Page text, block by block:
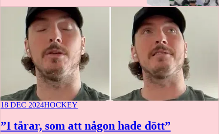
18 DEC 2024HOCKEY
”I tårar, som att någon hade dött”